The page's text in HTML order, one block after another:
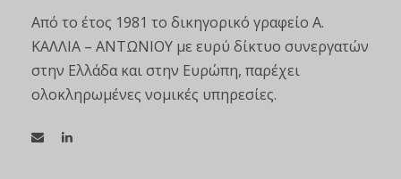
Από το έτος 1981 το δικηγορικό γραφείο Α.
ΚΑΛΛΙΑ – ΑΝΤΩΝΙΟΥ με ευρύ δίκτυο συνεργατών
στην Ελλάδα και στην Ευρώπη, παρέχει
ολοκληρωμένες νομικές υπηρεσίες.